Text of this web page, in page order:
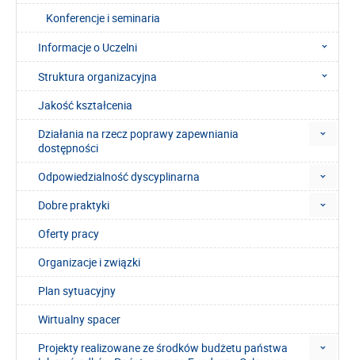
Konferencje i seminaria
Informacje o Uczelni
Struktura organizacyjna
Jakość kształcenia
Działania na rzecz poprawy zapewniania
dostępności
Odpowiedzialność dyscyplinarna
Dobre praktyki
Oferty pracy
Organizacje i związki
Plan sytuacyjny
Wirtualny spacer
Projekty realizowane ze środków budżetu państwa